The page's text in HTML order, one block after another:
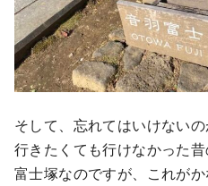
そして、忘れてはいけない
行きたくても行けなかった
富士塚なのですが、これが